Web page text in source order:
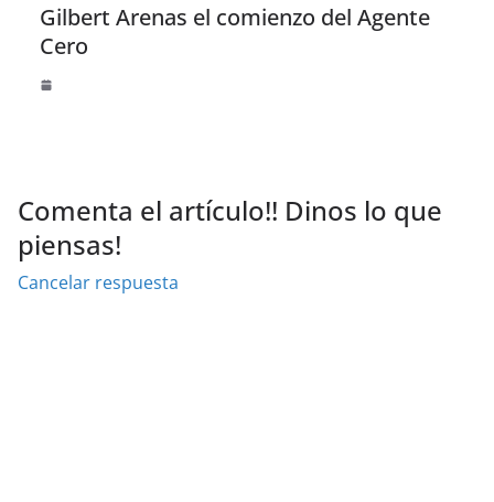
Gilbert Arenas el comienzo del Agente
Cero
Comenta el artículo!! Dinos lo que
piensas!
Cancelar respuesta